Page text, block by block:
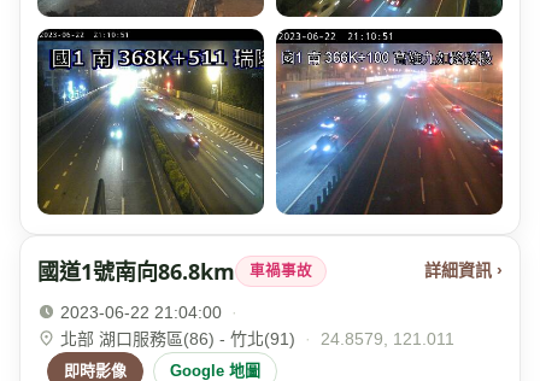
國道1號南向86.8km 車禍事故 詳細資訊 ›
2023-06-22 21:04:00
·
北部 湖口服務區(86) - 竹北(91)
· 24.8579, 121.011
即時影像 Google 地圖